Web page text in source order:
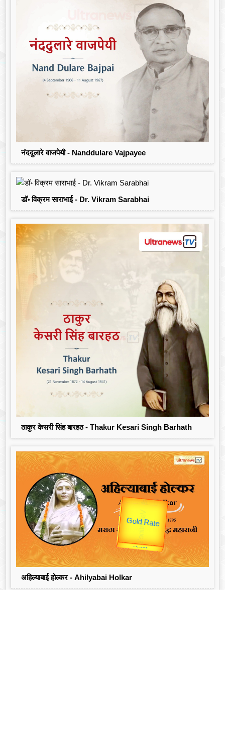
नंददुलारे वाजपेयी - Nanddulare Vajpayee
डॉ॰ विक्रम साराभाई - Dr. Vikram Sarabhai
ठाकुर केसरी सिंह बारहठ - Thakur Kesari Singh Barhath
अहिल्याबाई होल्कर - Ahilyabai Holkar
उप प्रधानमंत्री
Valentine's
उपराष्ट्रपति
यात्रा
Gold RateunTV Special